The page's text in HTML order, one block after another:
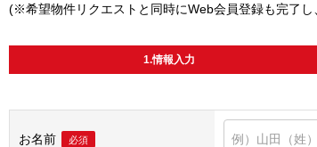
(※希望物件リクエストと同時にWeb会員登録も完了
1.情報入力
お名前 必須